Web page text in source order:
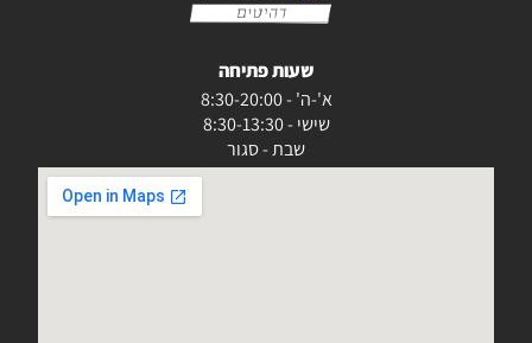
שעות פתיחה
א'-ה' - 8:30-20:00
שישי - 8:30-13:30
שבת - סגור